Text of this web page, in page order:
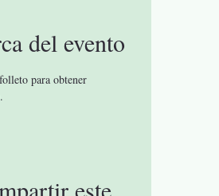
del evento
para obtener
este